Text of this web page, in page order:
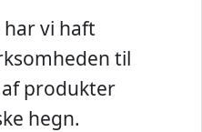
har vi haft
til
produkter
hegn.